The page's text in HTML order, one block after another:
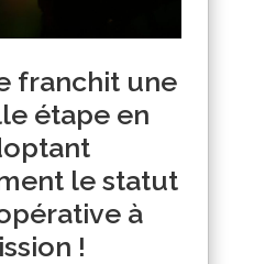
franchit une
étape en
le statut
à
!